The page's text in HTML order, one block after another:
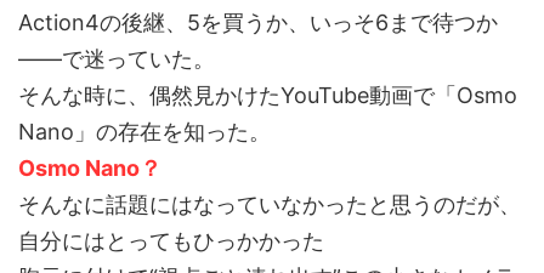
Action4の後継、5を買うか、いっそ6まで待つか
——で迷っていた。
そんな時に、偶然見かけたYouTube動画で「Osmo
Nano」の存在を知った。
Osmo Nano？
そんなに話題にはなっていなかったと思うのだが、
自分にはとってもひっかかった